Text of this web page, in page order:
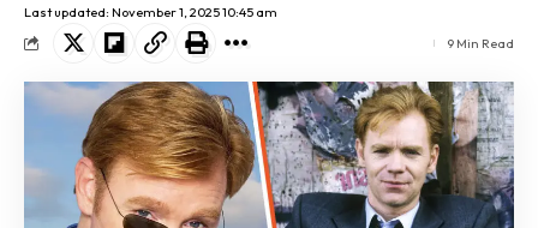
Last updated: November 1, 2025 10:45 am
9 Min Read